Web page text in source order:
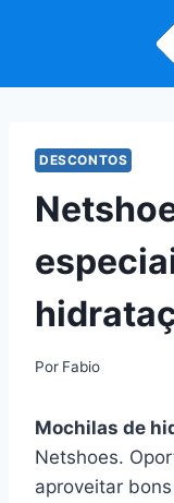
DESCONTOS
Por Fabio
Mochilas de
Netshoes.
aproveitar